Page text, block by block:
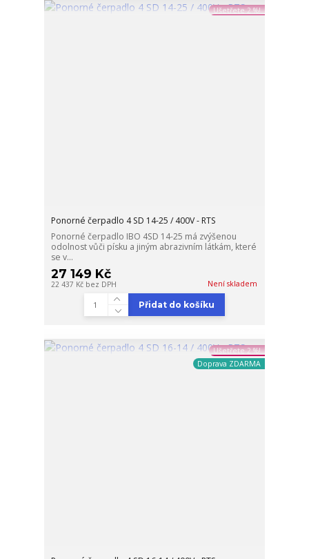
Ušetřete 2 %!
Ponorné čerpadlo 4 SD 14-25 / 400V - RTS
Ponorné čerpadlo IBO 4SD 14-25 má zvýšenou
odolnost vůči písku a jiným abrazivním látkám, které
se v...
27 149 Kč
22 437 Kč bez DPH Není skladem
Přidat do košíku
Ušetřete 2 %!
Doprava ZDARMA